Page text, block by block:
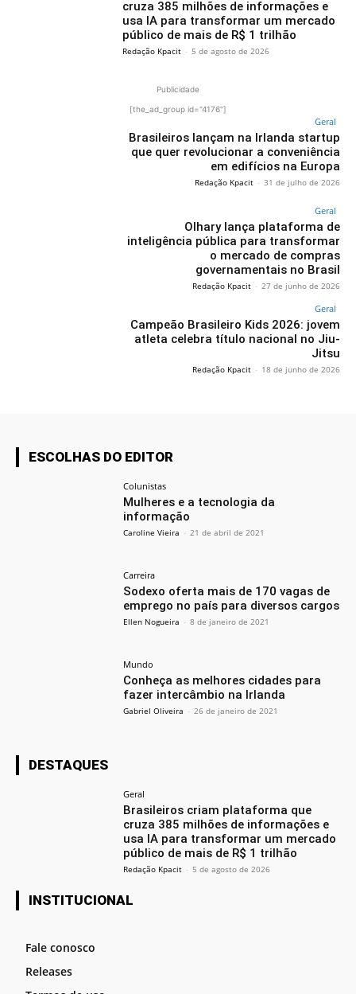
cruza 385 milhões de informações e
usa IA para transformar um mercado
público de mais de R$ 1 trilhão
Redação Kpacit - 5 de agosto de 2026
Publicidade
[the_ad_group id="4176"]
Geral
Brasileiros lançam na Irlanda startup
que quer revolucionar a conveniência
em edifícios na Europa
Redação Kpacit - 31 de julho de 2026
Geral
Olhary lança plataforma de
inteligência pública para transformar
o mercado de compras
governamentais no Brasil
Redação Kpacit - 27 de junho de 2026
Geral
Campeão Brasileiro Kids 2026: jovem
atleta celebra título nacional no Jiu-
Jitsu
Redação Kpacit - 18 de junho de 2026
ESCOLHAS DO EDITOR
Colunistas
Mulheres e a tecnologia da
informação
Caroline Vieira - 21 de abril de 2021
Carreira
Sodexo oferta mais de 170 vagas de
emprego no país para diversos cargos
Ellen Nogueira - 8 de janeiro de 2021
Mundo
Conheça as melhores cidades para
fazer intercâmbio na Irlanda
Gabriel Oliveira - 26 de janeiro de 2021
DESTAQUES
Geral
Brasileiros criam plataforma que
cruza 385 milhões de informações e
usa IA para transformar um mercado
público de mais de R$ 1 trilhão
Redação Kpacit - 5 de agosto de 2026
INSTITUCIONAL
Fale conosco
Releases